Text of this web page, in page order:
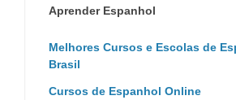
Aprender Espanhol
Melhores Cursos e Escolas de
Brasil
Cursos de Espanhol Online